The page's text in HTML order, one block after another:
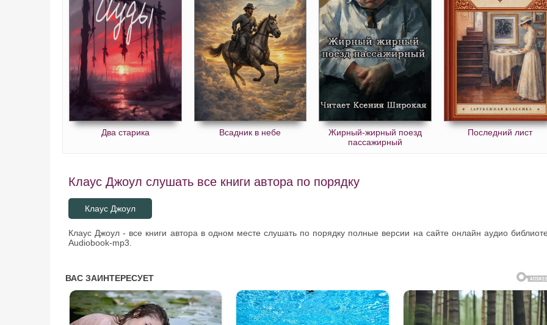
CH18-02
CH19-01
CH19-02
CH20-01
CH20-02
CH20-03
CH21-01
CH22-02
CH22-03
CH23-01
CH23-02
CH24-01
CH24-02
CH25-01
Два старика Всадник в небе
Жирный-жирный поезд
пассажирный
Последний лист
Клаус Джоул слушать все книги автора по порядку
Клаус Джоул
Клаус Джоул - все книги автора в одном месте слушать по порядку полные версии на сайте онлайн аудио
Audiobook-mp3.